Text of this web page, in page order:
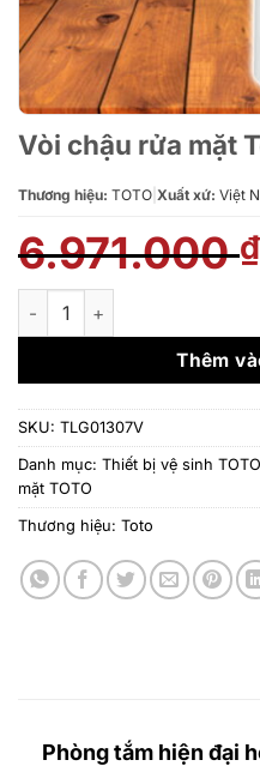
Vòi chậu rửa mặt
Thương hiệu: TOTO Xuất xứ: Việt
6.971.000₫
Vòi chậu rửa mặt Toto
Thêm
SKU: TLG01307V
Danh mục: Thiết bị vệ sinh TOTO
mặt TOTO
Thương hiệu: Toto
Phòng tắm hiện đại